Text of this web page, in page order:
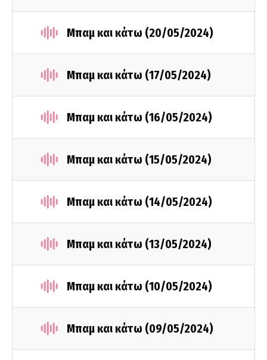
Μπαμ και κάτω (20/05/2024)
Μπαμ και κάτω (17/05/2024)
Μπαμ και κάτω (16/05/2024)
Μπαμ και κάτω (15/05/2024)
Μπαμ και κάτω (14/05/2024)
Μπαμ και κάτω (13/05/2024)
Mπαμ και κάτω (10/05/2024)
Μπαμ και κάτω (09/05/2024)